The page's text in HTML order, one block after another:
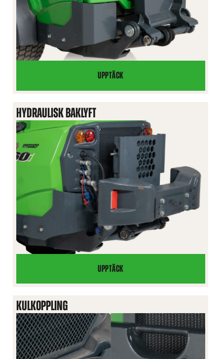
UPPTÄCK
REDSKAPSFÄSTE
BAK
HYDRAULISK BAKLYFT
UPPTÄCK
HYDRAULISK
BAKLYFT
KULKOPPLING